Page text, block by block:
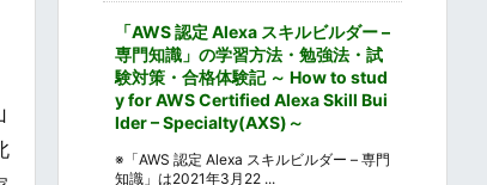
「AWS 認定 Alexa スキルビルダー –
専門知識」の学習方法・勉強法・試
験対策・合格体験記 ～ How to stud
y for AWS Certified Alexa Skill Bui
lder – Specialty(AXS)～
※「AWS 認定 Alexa スキルビルダー – 専門
知識」は2021年3月22 ...